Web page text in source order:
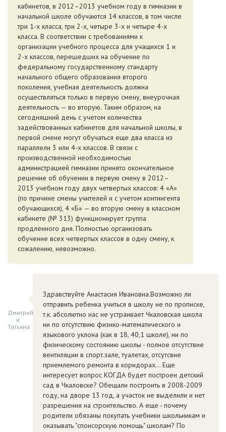
кабинетов, в 2012–2013 учебном году в гимназии в
начальной школе обучаются 14 классов, в том числе
три 1-х класса, три 2-х, четыре 3-х и четыре 4-х
класса. В соответствии с требованиями к
организации учебного процесса для учащихся 1 и
2-х классов, перешедших на обучение по
федеральному государственному стандарту
начального общего образования второго
поколения, учебная деятельность должна
осуществляться только в первую смену, внеурочная
деятельность — во вторую. Таким образом, на
сегодняшний день с учетом количества
задействованных кабинетов для начальной школы, в
первой смене могут обучаться еще два класса из
параллели 3 или 4-х классов. В связи с
производственной необходимостью
администрацией гимназии принято окончательное
решение об обучении в первую смену в 2012–
2013 учебном году двух четвертых классов: 4 «А»
(по причине смены учителей и с учетом контингента
обучающихся), 4 «Б» — во вторую смену в классном
кабинете (№ 313) функционирует группа
продленного дня. Полностью организовать
обучение всех четвертых классов в одну смену, к
сожалению, невозможно.
Дмитрий
и
Татьяна
Здравствуйте Анастасия Ивановна.Возможно ли
отправить ребенка учиться в школу не по прописке,
т.к. абсолютно нас не устраивает Чкаловская школа
ни по отсутствию физико-математического и
языкового уклона (как в 18, 40,1 школе), ни по
физическому состоянию школы - полное отсутствие
вентиляции в спорт.зале, туалетах, отсутсвие
приемлемого ремонта в коридорах... Еще
интересует вопрос КОГДА будет построен детский
сад в Чкаловске? Обещали построить в 2008-2009
году, на дворе 13 год, а участок не выделили и нет
разрешения на строительство. А еще - почему
родители обязаны покупать учебники школьникам и
оказывать "спонсорскую помощь" школам? По